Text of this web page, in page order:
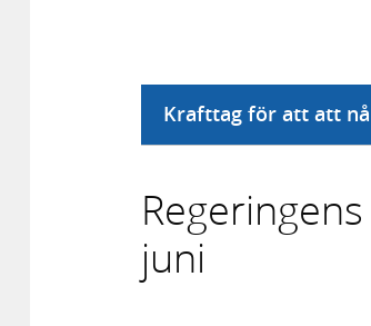
Krafttag för att att
juni